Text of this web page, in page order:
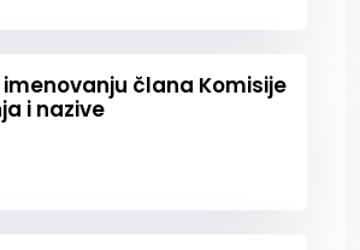
imenovanju člana Komisije
i nazive